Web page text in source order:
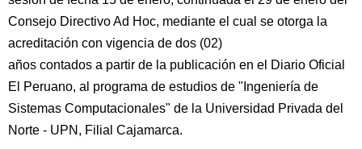
Consejo Directivo Ad Hoc, mediante el cual se otorga la
acreditación con vigencia de dos (02)
años contados a partir de la publicación en el Diario Oficial
El Peruano, al programa de estudios de "Ingeniería de
Sistemas Computacionales" de la Universidad Privada del
Norte - UPN, Filial Cajamarca.